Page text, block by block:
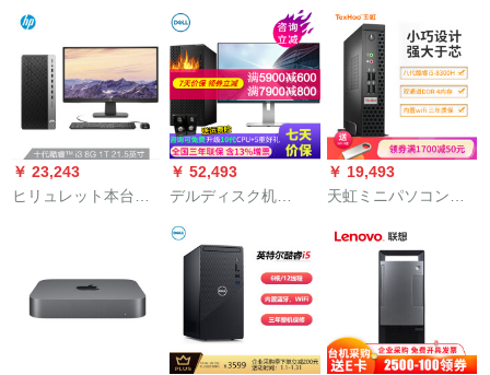
湾家庭用ゲーム機の
オフセットセットス
ピリット24系テーブ
ネット授业ディック
ジップ2200 G 8 G 1
TB机械ハ-ドディック
ggg Lafe)戦99 G 2ビ
ズネ用ディップ・ス
ップ本台(10代i 5-05
2 G 2 G 2 G 2 G 2 gg
2 ggg Lafe)戦前23.0
G 2 ggg Laffice前
Wiffice
￥ 23,243
ヒリュレット本台
チー
￥ 52,493
デルディスク机
7080 MTビジネ用当
台コンピューゲーム
机九代U 8コア23.8イ
ンティークP 419 H I
7-0700/16 G/1 T+256
G/4 Gグラッドトラッ
￥ 19,493
天虹ミニパソコンコ
用オフティ本台ゲム
ディック【セト14】i